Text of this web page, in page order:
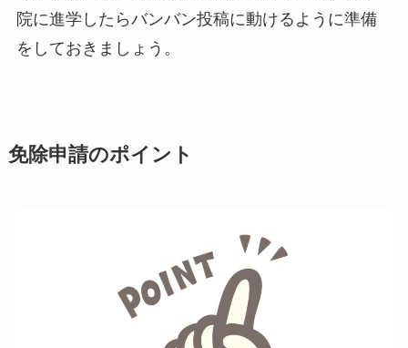
院に進学したらバンバン投稿に動けるように準備
をしておきましょう。
免除申請のポイント